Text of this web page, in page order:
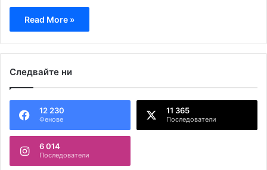
Read More »
Следвайте ни
12 230
Фенове
11 365
Последователи
6 014
Последователи